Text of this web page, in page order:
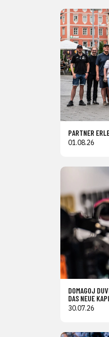
PARTNER
01.08.26
DOMAGOJ
DAS NEUE
30.07.26